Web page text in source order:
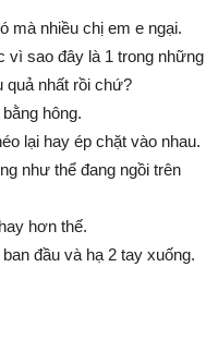
mà nhiều chị em e ngại.
vì sao đây là 1 trong những
quả nhất rồi chứ?
hông.
lại hay ép chặt vào nhau.
như thể đang ngồi trên
hơn thế.
đầu và hạ 2 tay xuống.